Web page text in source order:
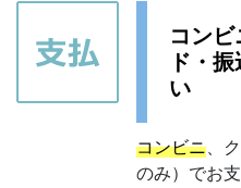
コン
ド・
い
コンビニ、
のみ）でお